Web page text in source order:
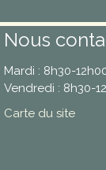
Nous
Mardi : 8h30-
Vendredi : 8h30-
Carte du site